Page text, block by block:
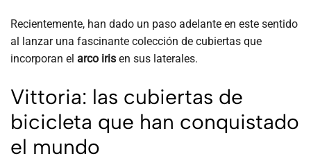
Recientemente, han dado un paso adelante en este sentido
al lanzar una fascinante colección de cubiertas que
incorporan el arco iris en sus laterales.
Vittoria: las cubiertas de
bicicleta que han conquistado
el mundo